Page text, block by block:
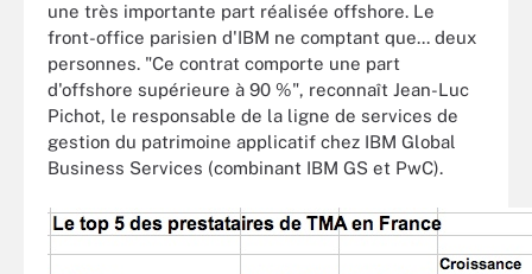
une très importante part réalisée offshore. Le
front-office parisien d'IBM ne comptant que... deux
personnes. "Ce contrat comporte une part
d'offshore supérieure à 90 %", reconnaît Jean-Luc
Pichot, le responsable de la ligne de services de
gestion du patrimoine applicatif chez IBM Global
Business Services (combinant IBM GS et PwC).